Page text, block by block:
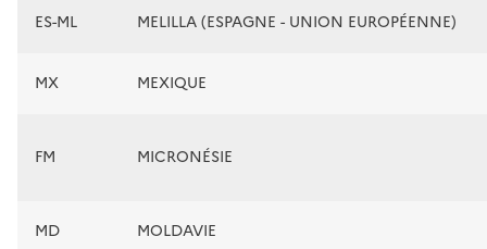
ES-ML MELILLA (ESPAGNE - UNION EUROPÉENNE)
MX MEXIQUE
FM MICRONÉSIE
MD MOLDAVIE